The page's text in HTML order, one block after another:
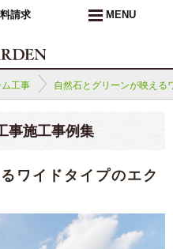
請求 MENU
工事 自然石とグリーンが映える
事施工事例集
ワイドタイプのエク